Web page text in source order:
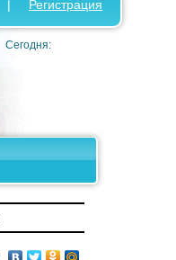
| Регистрация
Сегодня: